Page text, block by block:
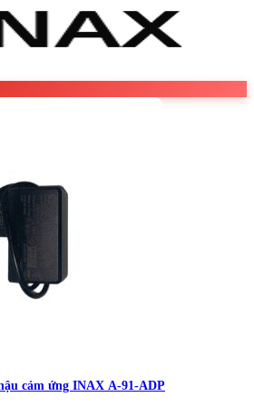
Bị Nước STIEBEL ELTRON
Nước TÂN Á ĐẠI THÀNH
cảm ứng INAX A-91-ADP